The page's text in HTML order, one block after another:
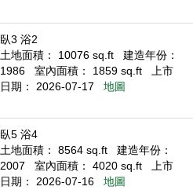
臥3 浴2
土地面積： 10076 sq.ft
建造年份：
1986
室內面積： 1859 sq.ft
上市
日期： 2026-07-17
地圖
臥5 浴4
土地面積： 8564 sq.ft
建造年份：
2007
室內面積： 4020 sq.ft
上市
日期： 2026-07-16
地圖